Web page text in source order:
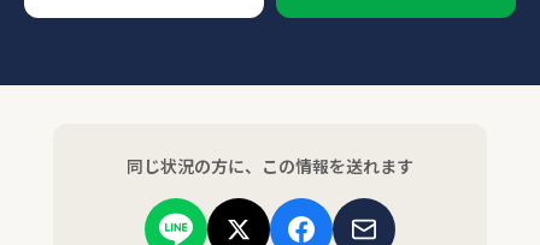
同じ状況の方に、この情報を送れます